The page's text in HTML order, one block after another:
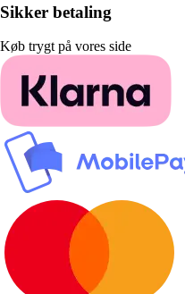
Sikker betaling
Køb trygt på vores side